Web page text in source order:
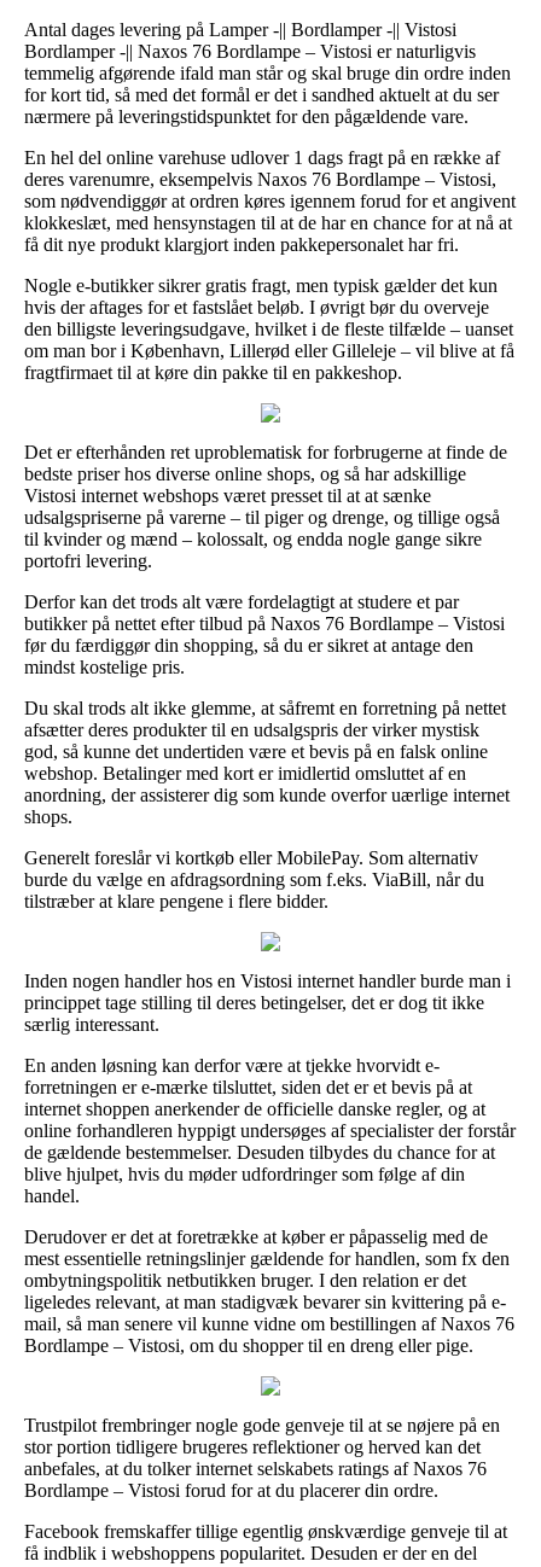
Antal dages levering på Lamper -|| Bordlamper -|| Vistosi
Bordlamper -|| Naxos 76 Bordlampe – Vistosi er naturligvis
temmelig afgørende ifald man står og skal bruge din ordre inden
for kort tid, så med det formål er det i sandhed aktuelt at du ser
nærmere på leveringstidspunktet for den pågældende vare.
En hel del online varehuse udlover 1 dags fragt på en række af
deres varenumre, eksempelvis Naxos 76 Bordlampe – Vistosi,
som nødvendiggør at ordren køres igennem forud for et angivent
klokkeslæt, med hensynstagen til at de har en chance for at nå at
få dit nye produkt klargjort inden pakkepersonalet har fri.
Nogle e-butikker sikrer gratis fragt, men typisk gælder det kun
hvis der aftages for et fastslået beløb. I øvrigt bør du overveje
den billigste leveringsudgave, hvilket i de fleste tilfælde – uanset
om man bor i København, Lillerød eller Gilleleje – vil blive at få
fragtfirmaet til at køre din pakke til en pakkeshop.
Det er efterhånden ret uproblematisk for forbrugerne at finde de
bedste priser hos diverse online shops, og så har adskillige
Vistosi internet webshops været presset til at at sænke
udsalgspriserne på varerne – til piger og drenge, og tillige også
til kvinder og mænd – kolossalt, og endda nogle gange sikre
portofri levering.
Derfor kan det trods alt være fordelagtigt at studere et par
butikker på nettet efter tilbud på Naxos 76 Bordlampe – Vistosi
før du færdiggør din shopping, så du er sikret at antage den
mindst kostelige pris.
Du skal trods alt ikke glemme, at såfremt en forretning på nettet
afsætter deres produkter til en udsalgspris der virker mystisk
god, så kunne det undertiden være et bevis på en falsk online
webshop. Betalinger med kort er imidlertid omsluttet af en
anordning, der assisterer dig som kunde overfor uærlige internet
shops.
Generelt foreslår vi kortkøb eller MobilePay. Som alternativ
burde du vælge en afdragsordning som f.eks. ViaBill, når du
tilstræber at klare pengene i flere bidder.
Inden nogen handler hos en Vistosi internet handler burde man i
princippet tage stilling til deres betingelser, det er dog tit ikke
særlig interessant.
En anden løsning kan derfor være at tjekke hvorvidt e-
forretningen er e-mærke tilsluttet, siden det er et bevis på at
internet shoppen anerkender de officielle danske regler, og at
online forhandleren hyppigt undersøges af specialister der forstår
de gældende bestemmelser. Desuden tilbydes du chance for at
blive hjulpet, hvis du møder udfordringer som følge af din
handel.
Derudover er det at foretrække at køber er påpasselig med de
mest essentielle retningslinjer gældende for handlen, som fx den
ombytningspolitik netbutikken bruger. I den relation er det
ligeledes relevant, at man stadigvæk bevarer sin kvittering på e-
mail, så man senere vil kunne vidne om bestillingen af Naxos 76
Bordlampe – Vistosi, om du shopper til en dreng eller pige.
Trustpilot frembringer nogle gode genveje til at se nøjere på en
stor portion tidligere brugeres reflektioner og herved kan det
anbefales, at du tolker internet selskabets ratings af Naxos 76
Bordlampe – Vistosi forud for at du placerer din ordre.
Facebook fremskaffer tillige egentlig ønskværdige genveje til at
få indblik i webshoppens popularitet. Desuden er der en del